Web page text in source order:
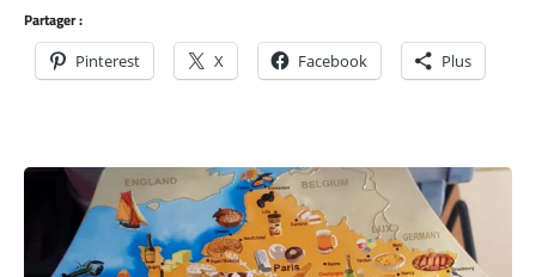
Partager :
Pinterest X Facebook Plus